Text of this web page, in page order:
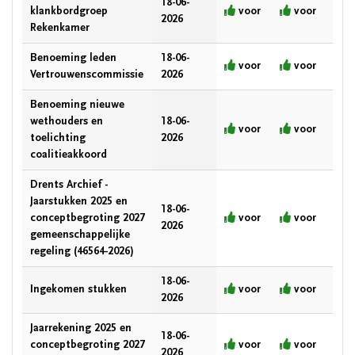
klankbordgroep
Rekenkamer
18-06-
2026
voor voor
Benoeming leden
Vertrouwenscommissie
18-06-
2026
voor voor
Benoeming nieuwe
wethouders en
toelichting
coalitieakkoord
18-06-
2026
voor voor
Drents Archief -
Jaarstukken 2025 en
conceptbegroting 2027
gemeenschappelijke
regeling (46564-2026)
18-06-
2026
voor voor
Ingekomen stukken
18-06-
2026
voor voor
Jaarrekening 2025 en
conceptbegroting 2027
18-06-
voor voor